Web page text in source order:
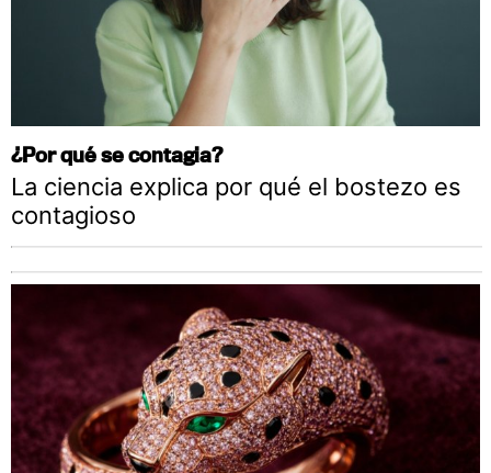
¿Por qué se contagia?
La ciencia explica por qué el bostezo es
contagioso